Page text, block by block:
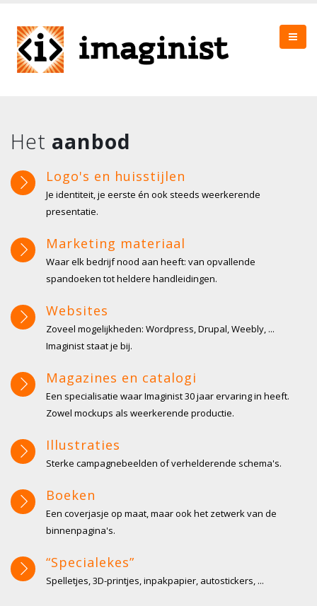
Het aanbod
Logo's en huisstijlen
Je identiteit, je eerste én ook steeds weerkerende
presentatie.
Marketing materiaal
Waar elk bedrijf nood aan heeft: van opvallende
spandoeken tot heldere handleidingen.
Websites
Zoveel mogelijkheden: Wordpress, Drupal, Weebly, ...
Imaginist staat je bij.
Magazines en catalogi
Een specialisatie waar Imaginist 30 jaar ervaring in heeft.
Zowel mockups als weerkerende productie.
Illustraties
Sterke campagnebeelden of verhelderende schema's.
Boeken
Een coverjasje op maat, maar ook het zetwerk van de
binnenpagina's.
“Specialekes”
Spelletjes, 3D-printjes, inpakpapier, autostickers, ...